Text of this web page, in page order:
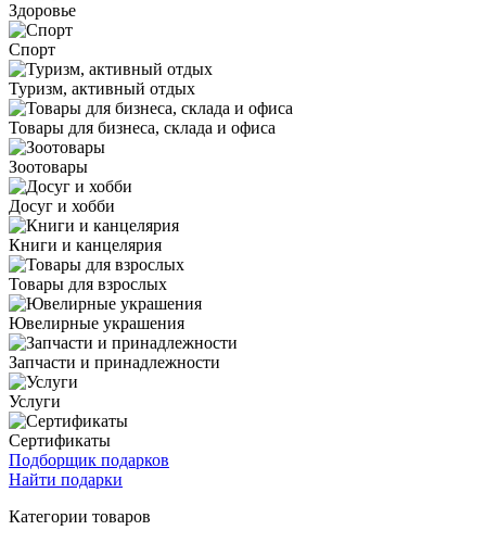
Здоровье
Спорт
Туризм, активный отдых
Товары для бизнеса, склада и офиса
Зоотовары
Досуг и хобби
Книги и канцелярия
Товары для взрослых
Ювелирные украшения
Запчасти и принадлежности
Услуги
Сертификаты
Подборщик подарков
Найти подарки
Категории товаров